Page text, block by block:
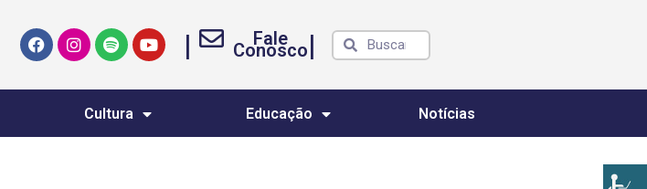
| Fale
Conosco|
Cultura Educação Notícias